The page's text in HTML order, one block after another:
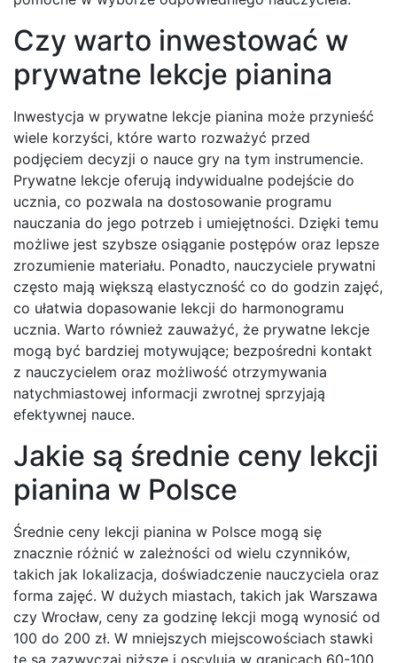
Czy warto inwestować w
prywatne lekcje pianina
Inwestycja w prywatne lekcje pianina może przynieść
wiele korzyści, które warto rozważyć przed
podjęciem decyzji o nauce gry na tym instrumencie.
Prywatne lekcje oferują indywidualne podejście do
ucznia, co pozwala na dostosowanie programu
nauczania do jego potrzeb i umiejętności. Dzięki temu
możliwe jest szybsze osiąganie postępów oraz lepsze
zrozumienie materiału. Ponadto, nauczyciele prywatni
często mają większą elastyczność co do godzin zajęć,
co ułatwia dopasowanie lekcji do harmonogramu
ucznia. Warto również zauważyć, że prywatne lekcje
mogą być bardziej motywujące; bezpośredni kontakt
z nauczycielem oraz możliwość otrzymywania
natychmiastowej informacji zwrotnej sprzyjają
efektywnej nauce.
Jakie są średnie ceny lekcji
pianina w Polsce
Średnie ceny lekcji pianina w Polsce mogą się
znacznie różnić w zależności od wielu czynników,
takich jak lokalizacja, doświadczenie nauczyciela oraz
forma zajęć. W dużych miastach, takich jak Warszawa
czy Wrocław, ceny za godzinę lekcji mogą wynosić od
100 do 200 zł. W mniejszych miejscowościach stawki